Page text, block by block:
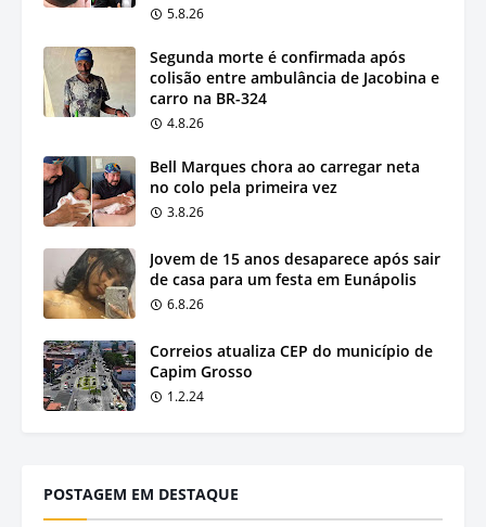
5.8.26
Segunda morte é confirmada após
colisão entre ambulância de Jacobina e
carro na BR-324
4.8.26
Bell Marques chora ao carregar neta
no colo pela primeira vez
3.8.26
Jovem de 15 anos desaparece após sair
de casa para um festa em Eunápolis
6.8.26
Correios atualiza CEP do município de
Capim Grosso
1.2.24
POSTAGEM EM DESTAQUE